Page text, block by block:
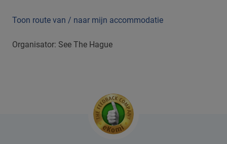
Toon route van / naar mijn accommodatie
Organisator: See The Hague